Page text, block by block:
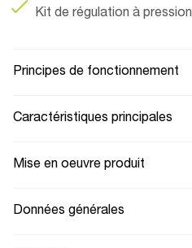
Kit de régulation à
Principes de fonctionnement
Caractéristiques principales
Mise en oeuvre produit
Données générales